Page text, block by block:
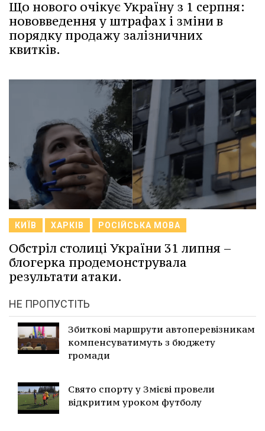
Що нового очікує Україну з 1 серпня:
нововведення у штрафах і зміни в
порядку продажу залізничних
квитків.
КИЇВ ХАРКІВ РОСІЙСЬКА МОВА
Обстріл столиці України 31 липня –
блогерка продемонструвала
результати атаки.
НЕ ПРОПУСТІТЬ
Збиткові маршрути автоперевізникам
компенсуватимуть з бюджету
громади
Свято спорту у Змієві провели
відкритим уроком футболу